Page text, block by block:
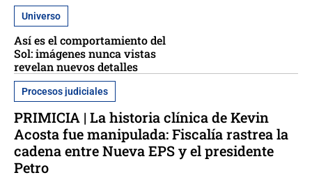
Universo
Así es el comportamiento del
Sol: imágenes nunca vistas
revelan nuevos detalles
Procesos judiciales
PRIMICIA | La historia clínica de Kevin
Acosta fue manipulada: Fiscalía rastrea la
cadena entre Nueva EPS y el presidente
Petro